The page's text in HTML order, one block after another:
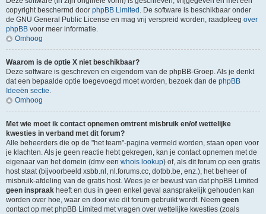
copyright beschermd door phpBB Limited . De software is beschikbaar onder
de GNU General Public License en mag vrij verspreid worden, raadpleeg over
phpBB voor meer informatie.
Omhoog
Waarom is de optie X niet beschikbaar?
Deze software is geschreven en eigendom van de phpBB-Groep. Als je denkt
dat een bepaalde optie toegevoegd moet worden, bezoek dan de phpBB
Ideeën sectie.
Omhoog
Met wie moet ik contact opnemen omtrent misbruik en/of wettelijke
kwesties in verband met dit forum?
Alle beheerders die op de "het team"-pagina vermeld worden, staan open voor
je klachten. Als je geen reactie hebt gekregen, kan je contact opnemen met de
eigenaar van het domein (dmv een whois lookup) of, als dit forum op een gratis
host staat (bijvoorbeeld xsbb.nl, nl.forums.cc, dotbb.be, enz.), het beheer of
misbruik-afdeling van de gratis host. Wees je er bewust van dat phpBB Limited
geen inspraak heeft en dus in geen enkel geval aansprakelijk gehouden kan
worden over hoe, waar en door wie dit forum gebruikt wordt. Neem geen
contact op met phpBB Limited met vragen over wettelijke kwesties (zoals